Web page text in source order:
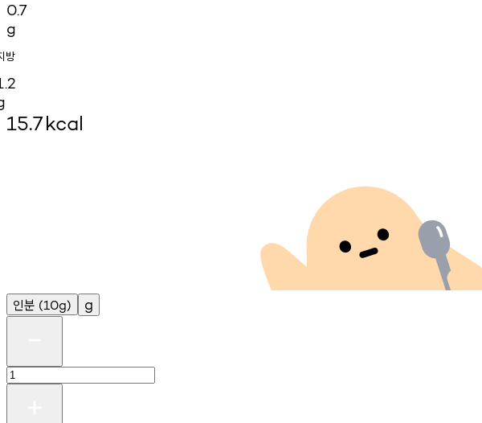
0.7
g
방
15.7kcal
인분 (10g) g